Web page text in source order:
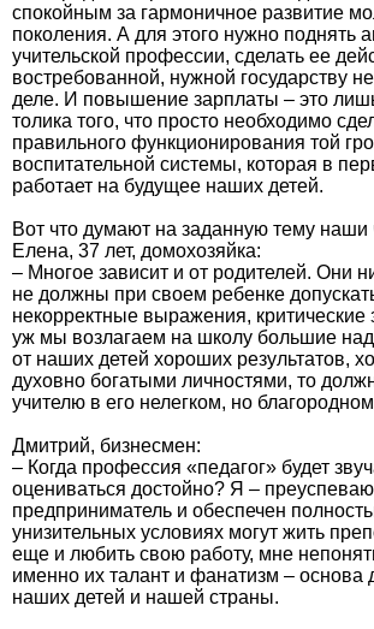
спокойным за гармоничное развитие
поколения. А для этого нужно поднять
учительской профессии, сделать ее
востребованной, нужной государству
деле. И повышение зарплаты – это
толика того, что просто необходимо
правильного функционирования той
воспитательной системы, которая в
работает на будущее наших детей.
Вот что думают на заданную тему наши
Елена, 37 лет, домохозяйка:
– Многое зависит и от родителей. Они
не должны при своем ребенке
некорректные выражения, критические
уж мы возлагаем на школу большие
от наших детей хороших результатов,
духовно богатыми личностями, то
учителю в его нелегком, но
Дмитрий, бизнесмен:
– Когда профессия «педагог» будет
оцениваться достойно? Я –
предприниматель и обеспечен
унизительных условиях могут жить
еще и любить свою работу, мне
именно их талант и фанатизм – основа
наших детей и нашей страны.